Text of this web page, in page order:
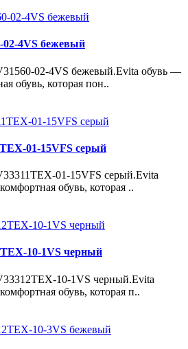
02-4VS бежевый
02-4VS бежевый.Evita обувь —
обувь, которая пон..
01-15VFS серый
01-15VFS серый.Evita
обувь, которая ..
10-1VS черный
10-1VS черный.Evita
обувь, которая п..